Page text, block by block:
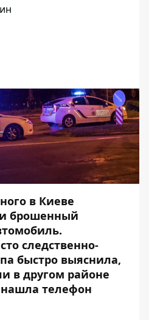
в Киеве
брошенный
следственно-
быстро выяснила,
в другом районе
телефон